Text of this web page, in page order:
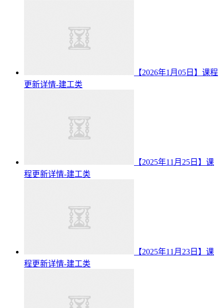
【2026年1月05日】课程
更新详情-建工类
【2025年11月25日】课
程更新详情-建工类
【2025年11月23日】课
程更新详情-建工类